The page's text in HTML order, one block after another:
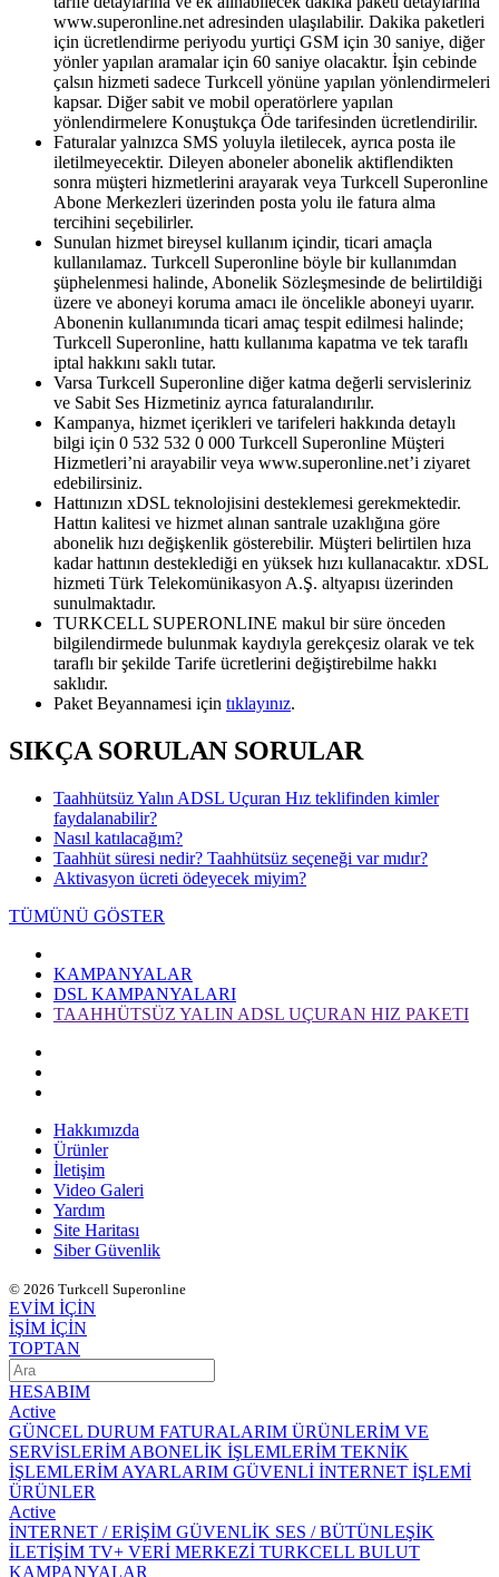
www.superonline.net adresinden ulaşılabilir. Dakika paketleri
için ücretlendirme periyodu yurtiçi GSM için 30 saniye, diğer
yönler yapılan aramalar için 60 saniye olacaktır. İşin cebinde
çalsın hizmeti sadece Turkcell yönüne yapılan yönlendirmeleri
kapsar. Diğer sabit ve mobil operatörlere yapılan
yönlendirmelere Konuştukça Öde tarifesinden ücretlendirilir.
Faturalar yalnızca SMS yoluyla iletilecek, ayrıca posta ile
iletilmeyecektir. Dileyen aboneler abonelik aktiflendikten
sonra müşteri hizmetlerini arayarak veya Turkcell Superonline
Abone Merkezleri üzerinden posta yolu ile fatura alma
tercihini seçebilirler.
Sunulan hizmet bireysel kullanım içindir, ticari amaçla
kullanılamaz. Turkcell Superonline böyle bir kullanımdan
şüphelenmesi halinde, Abonelik Sözleşmesinde de belirtildiği
üzere ve aboneyi koruma amacı ile öncelikle aboneyi uyarır.
Abonenin kullanımında ticari amaç tespit edilmesi halinde;
Turkcell Superonline, hattı kullanıma kapatma ve tek taraflı
iptal hakkını saklı tutar.
Varsa Turkcell Superonline diğer katma değerli servisleriniz
ve Sabit Ses Hizmetiniz ayrıca faturalandırılır.
Kampanya, hizmet içerikleri ve tarifeleri hakkında detaylı
bilgi için 0 532 532 0 000 Turkcell Superonline Müşteri
Hizmetleri’ni arayabilir veya www.superonline.net’i ziyaret
edebilirsiniz.
Hattınızın xDSL teknolojisini desteklemesi gerekmektedir.
Hattın kalitesi ve hizmet alınan santrale uzaklığına göre
abonelik hızı değişkenlik gösterebilir. Müşteri belirtilen hıza
kadar hattının desteklediği en yüksek hızı kullanacaktır. xDSL
hizmeti Türk Telekomünikasyon A.Ş. altyapısı üzerinden
sunulmaktadır.
TURKCELL SUPERONLINE makul bir süre önceden
bilgilendirmede bulunmak kaydıyla gerekçesiz olarak ve tek
taraflı bir şekilde Tarife ücretlerini değiştirebilme hakkı
saklıdır.
Paket Beyannamesi için tıklayınız​.
SIKÇA SORULAN SORULAR
Taahhütsüz Yalın ADSL Uçuran Hız teklifinden kimler
faydalanabilir?
Nasıl katılacağım?
Taahhüt süresi nedir? Taahhütsüz seçeneği var mıdır?
Aktivasyon ücreti ödeyecek miyim?
TÜMÜNÜ GÖSTER
KAMPANYALAR
DSL KAMPANYALARI
TAAHHÜTSÜZ YALIN ADSL UÇURAN HIZ PAKETI
Hakkımızda
Ürünler
İletişim
Video Galeri
Yardım
Site Haritası
Siber Güvenlik
© 2026 Turkcell Superonline
EVİM İÇİN
İŞİM İÇİN
TOPTAN
HESABIM
Active
GÜNCEL DURUM FATURALARIM ÜRÜNLERİM VE
SERVİSLERİM ABONELİK İŞLEMLERİM TEKNİK
İŞLEMLERİM AYARLARIM GÜVENLİ İNTERNET İŞLEMİ
ÜRÜNLER
Active
İNTERNET / ERİŞİM GÜVENLİK SES / BÜTÜNLEŞİK
İLETİŞİM TV+ VERİ MERKEZİ TURKCELL BULUT
KAMPANYALAR